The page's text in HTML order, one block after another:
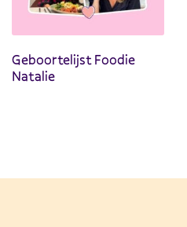
Geboortelijst Foodie
Natalie